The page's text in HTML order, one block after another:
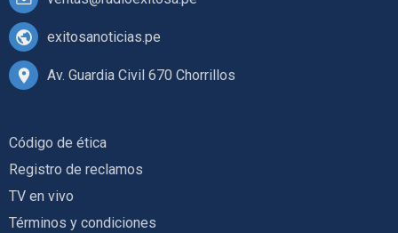
exitosanoticias.pe
Av. Guardia Civil 670 Chorrillos
Código de ética
Registro de reclamos
TV en vivo
Términos y condiciones